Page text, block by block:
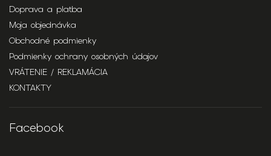
Doprava a platba
Moja objednávka
Obchodné podmienky
Podmienky ochrany osobných údajov
VRÁTENIE / REKLAMÁCIA
KONTAKTY
Facebook